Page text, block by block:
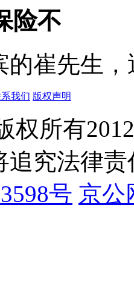
险不
的崔先生
我们 版权声明
权所有
追究法律责
号 京公